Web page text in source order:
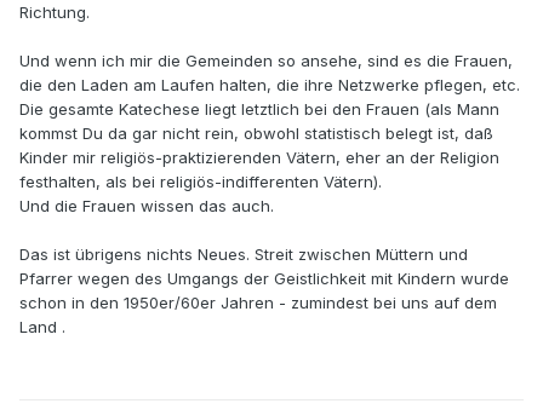
Richtung.
Und wenn ich mir die Gemeinden so ansehe, sind es die Frauen,
die den Laden am Laufen halten, die ihre Netzwerke pflegen, etc.
Die gesamte Katechese liegt letztlich bei den Frauen (als Mann
kommst Du da gar nicht rein, obwohl statistisch belegt ist, daß
Kinder mir religiös-praktizierenden Vätern, eher an der Religion
festhalten, als bei religiös-indifferenten Vätern).
Und die Frauen wissen das auch.
Das ist übrigens nichts Neues. Streit zwischen Müttern und
Pfarrer wegen des Umgangs der Geistlichkeit mit Kindern wurde
schon in den 1950er/60er Jahren - zumindest bei uns auf dem
Land .